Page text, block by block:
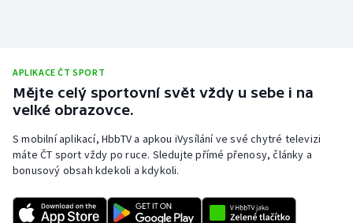
APLIKACE ČT SPORT
Mějte celý sportovní svět vždy u sebe i na
velké obrazovce.
S mobilní aplikací, HbbTV a apkou iVysílání ve své chytré televizi
máte ČT sport vždy po ruce. Sledujte přímé přenosy, články a
bonusový obsah kdekoli a kdykoli.